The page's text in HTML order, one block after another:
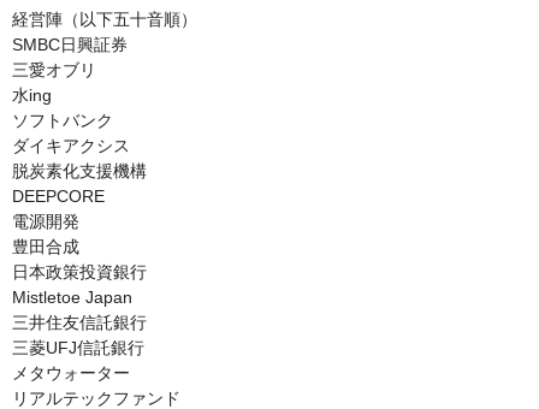
経営陣（以下五十音順）
SMBC日興証券
三愛オブリ
水ing
ソフトバンク
ダイキアクシス
脱炭素化支援機構
DEEPCORE
電源開発
豊田合成
日本政策投資銀行
Mistletoe Japan
三井住友信託銀行
三菱UFJ信託銀行
メタウォーター
リアルテックファンド